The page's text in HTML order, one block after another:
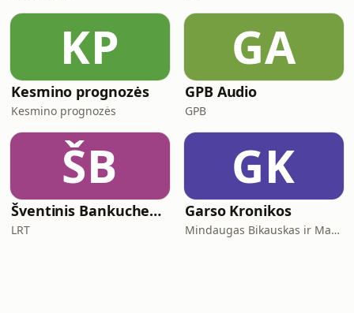
KP
Kesmino prognozės
Kesmino prognozės
GA
GPB Audio
GPB
ŠB
Šventinis Bankuchenas
LRT
GK
Garso Kronikos
Mindaugas Bikauskas ir Marius Zaremba